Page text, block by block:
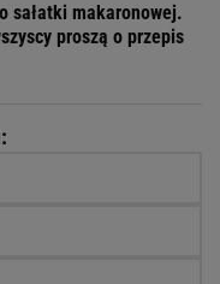
sałatki makaronowej.
proszą o przepis